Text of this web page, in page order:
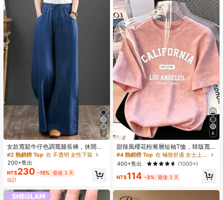
7
女款寬鬆牛仔色調寬腿長褲，休閒抽
繩口袋長褲，打造舒適日常造型
#2 熱銷榜 Top 在 不透明 女性下裝
200+售出
NT$230 -15% 最後 3 天
估計
6
甜辣風櫻花粉漸層短袖T恤，韓版寬
鬆字母印花上衣，Ins美學休閒夏季Y2
K風格
#4 熱銷榜 Top
在 極致舒適 女士上衣、襯衫和T恤
400+售出
(1000+)
NT$114 -3% 最後 3 天